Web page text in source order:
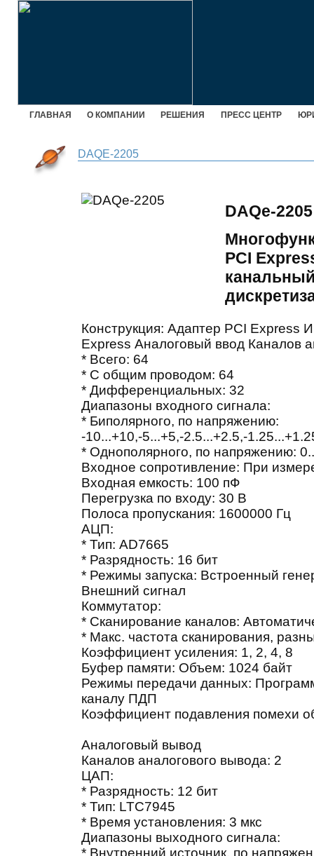
ГЛАВНАЯ О КОМПАНИИ РЕШЕНИЯ ПРЕСС ЦЕНТР
DAQE-2205
DAQe-2205
PCI
Конструкция: Адаптер PCI Express
Express Аналоговый ввод Каналов
* Всего: 64
* C общим проводом: 64
* Дифференциальных: 32
Диапазоны входного сигнала:
* Биполярного, по напряжению:
-10...+10,-5...+5,-2.5...+2.5,-
* Однополярного, по напряжению:
Входное сопротивление: При
Входная емкость: 100 пФ
Перегрузка по входу: 30 В
Полоса пропускания: 1600000 Гц
АЦП:
* Тип: AD7665
* Разрядность: 16 бит
* Режимы запуска: Встроенный
Внешний сигнал
Коммутатор:
* Сканирование каналов:
* Макс. частота сканирования,
Коэффициент усиления: 1, 2, 4, 8
Буфер памяти: Объем: 1024 байт
Режимы передачи данных:
каналу ПДП
Коэффициент подавления помехи
Аналоговый вывод
Каналов аналогового вывода: 2
ЦАП:
* Разрядность: 12 бит
* Тип: LTC7945
* Время установления: 3 мкс
Диапазоны выходного сигнала:
* Внутренний источник, по